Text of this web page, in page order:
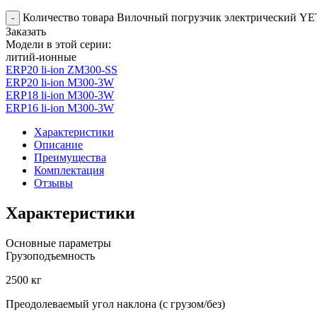
- Количество товара Вилочный погрузчик электрический
Заказать
Модели в этой серии:
литий-ионные
ERP20 li-ion ZM300-SS
ERP20 li-ion M300-3W
ERP18 li-ion M300-3W
ERP16 li-ion M300-3W
Характеристики
Описание
Преимущества
Комплектация
Отзывы
Характеристики
Основные параметры
Грузоподъемность
2500 кг
Преодолеваемый угол наклона (с грузом/без)